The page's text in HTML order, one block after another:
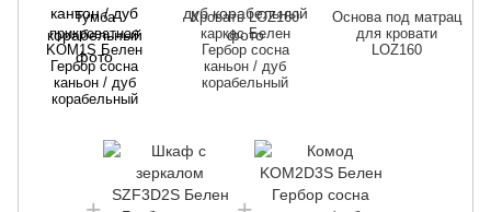
Тумба
прикроватная
KOM1S Белен
Гербор сосна
каньон / дуб
корабельный
Кровать LOZ160
каркас Белен
Гербор сосна
каньон / дуб
корабельный
Основа под матрац
для кровати
LOZ160